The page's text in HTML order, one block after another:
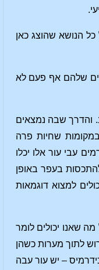
הנושא שהוצג כאן
שלהם אף פעם לא
והדרך שבה נמצאים
שחיות פרה
עבי עור אלו יכלו
בעפר באופן
למצוא דוגמאות
שאנו יכולים לומר
לתוך מערות כשהן
– יש עור עבה